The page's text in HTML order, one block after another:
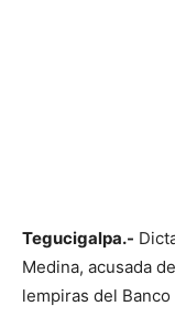
Tegucigalpa.-
Medina, acusada
lempiras del